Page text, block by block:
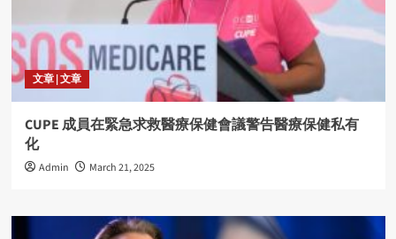
文章 | 文章
CUPE 成員在緊急求救醫療保健會議警告醫療保健私有
化
Admin March 21, 2025